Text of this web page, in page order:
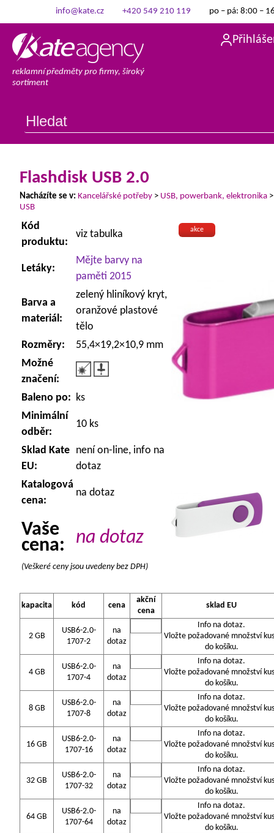
info@kate.cz +420 549 210 119 po – pá: 8:00 –
reklamní předměty pro firmy, široký
sortiment
Flashdisk USB 2.0
Nacházíte se v: Kancelářské potřeby > USB, powerbank, elektronika
USB
akce
Kód
produktu:
viz tabulka
Letáky:
Mějte barvy na
paměti 2015
Barva a
materiál:
zelený hliníkový kryt,
oranžové plastové
tělo
Rozměry:
55,4×19,2×10,9 mm
Možné
značení:
Baleno po: ks
Minimální
odběr:
10 ks
Sklad Kate
EU:
není on-line, info na
dotaz
Katalogová
cena:
na dotaz
Vaše
cena:
na dotaz
(Veškeré ceny jsou uvedeny bez DPH)
kapacita kód cena
akční
cena
sklad EU
2 GB
USB6-2.0-
1707-2
na
dotaz
Info na dotaz.
Vložte požadované množství
do košíku.
4 GB
USB6-2.0-
1707-4
na
dotaz
Info na dotaz.
Vložte požadované množství
do košíku.
8 GB
USB6-2.0-
1707-8
na
dotaz
Info na dotaz.
Vložte požadované množství
do košíku.
16 GB
USB6-2.0-
1707-16
na
dotaz
Info na dotaz.
Vložte požadované množství
do košíku.
32 GB
USB6-2.0-
1707-32
na
dotaz
Info na dotaz.
Vložte požadované množství
do košíku.
64 GB
USB6-2.0-
1707-64
na
dotaz
Info na dotaz.
Vložte požadované množství
do košíku.